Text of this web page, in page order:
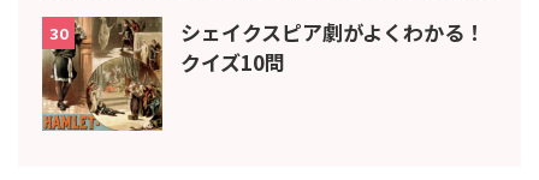
30
シェイクスピア劇がよくわかる！
クイズ10問